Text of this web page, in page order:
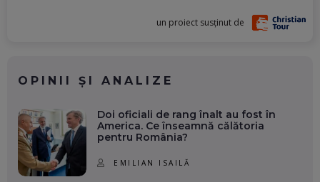
un proiect susținut de
OPINII ȘI ANALIZE
Doi oficiali de rang înalt au fost în
America. Ce înseamnă călătoria
pentru România?
EMILIAN ISAILĂ